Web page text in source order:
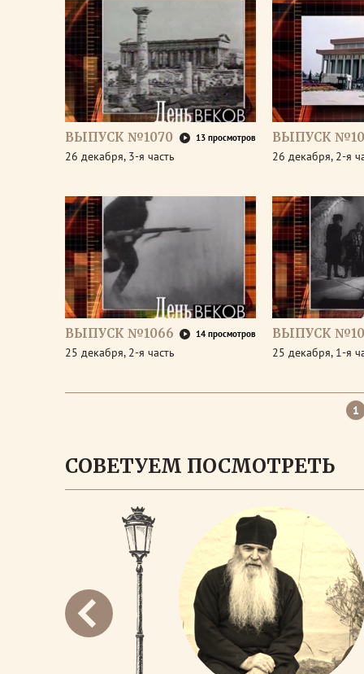
ВЫПУСК №1070 13 просмотров
26 декабря, 3-я часть
ВЫПУСК
26 декабря, 2-я
ВЫПУСК №1066 14 просмотров
25 декабря, 2-я часть
ВЫПУСК
25 декабря, 1-я
1
СОВЕТУЕМ ПОСМОТРЕТЬ